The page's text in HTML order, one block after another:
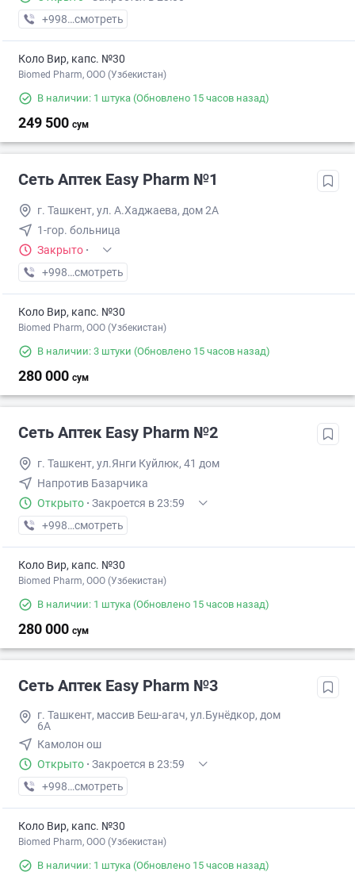
+998 (77) XXX-XX-XX
смотреть
Коло Вир, капс. №30
Biomed Pharm, OOO (Узбекистан)
В наличии: 1 штука (Обновлено 15 часов назад)
249 500 сум
Сеть Аптек Easy Pharm №1
г. Ташкент, ул. А.Хаджаева, дом 2А
1-гор. больница
Закрыто ·
+998 (94) XXX-XX-XX
смотреть
Коло Вир, капс. №30
Biomed Pharm, OOO (Узбекистан)
В наличии: 3 штуки (Обновлено 15 часов назад)
280 000 сум
Сеть Аптек Easy Pharm №2
г. Ташкент, ул.Янги Куйлюк, 41 дом
Напротив Базарчика
Открыто · Закроется в 23:59
+998 (97) XXX-XX-XX
смотреть
Коло Вир, капс. №30
Biomed Pharm, OOO (Узбекистан)
В наличии: 1 штука (Обновлено 15 часов назад)
280 000 сум
Сеть Аптек Easy Pharm №3
г. Ташкент, массив Беш-агач, ул.Бунёдкор, дом
6А
Камолон ош
Открыто · Закроется в 23:59
+998 (71) XXX-XX-XX
смотреть
Коло Вир, капс. №30
Biomed Pharm, OOO (Узбекистан)
В наличии: 1 штука (Обновлено 15 часов назад)